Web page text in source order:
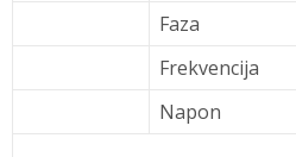
Faza
Frekvencija
Napon